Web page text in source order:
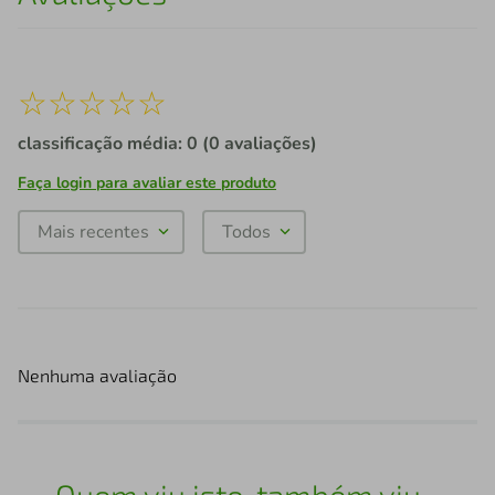
☆☆☆☆☆
classificação média: 0 (0 avaliações)
Faça login para avaliar este produto
Mais recentes Todos
Nenhuma avaliação